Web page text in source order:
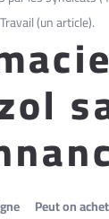
(un article).
Peut on